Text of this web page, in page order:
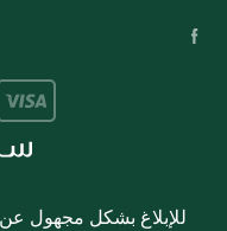
للإبلاغ بشكل مجهول